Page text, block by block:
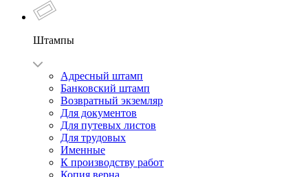
Штампы
Адресный штамп
Банковский штамп
Возвратный экземляр
Для документов
Для путевых листов
Для трудовых
Именные
К производству работ
Копия верна